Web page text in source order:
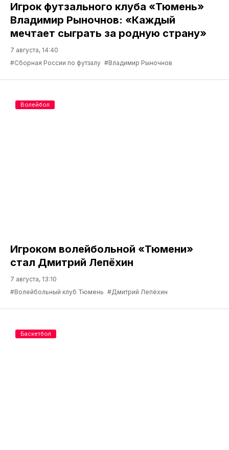
Игрок футзального клуба «Тюмень»
Владимир Рыночнов: «Каждый
мечтает сыграть за родную страну»
7 августа, 14:40
#Сборная России по футзалу #Владимир Рыночнов
Игроком волейбольной «Тюмени»
стал Дмитрий Лепёхин
7 августа, 13:10
#Волейбольный клуб Тюмень #Дмитрий Лепёхин
Волейбол
Баскетбол